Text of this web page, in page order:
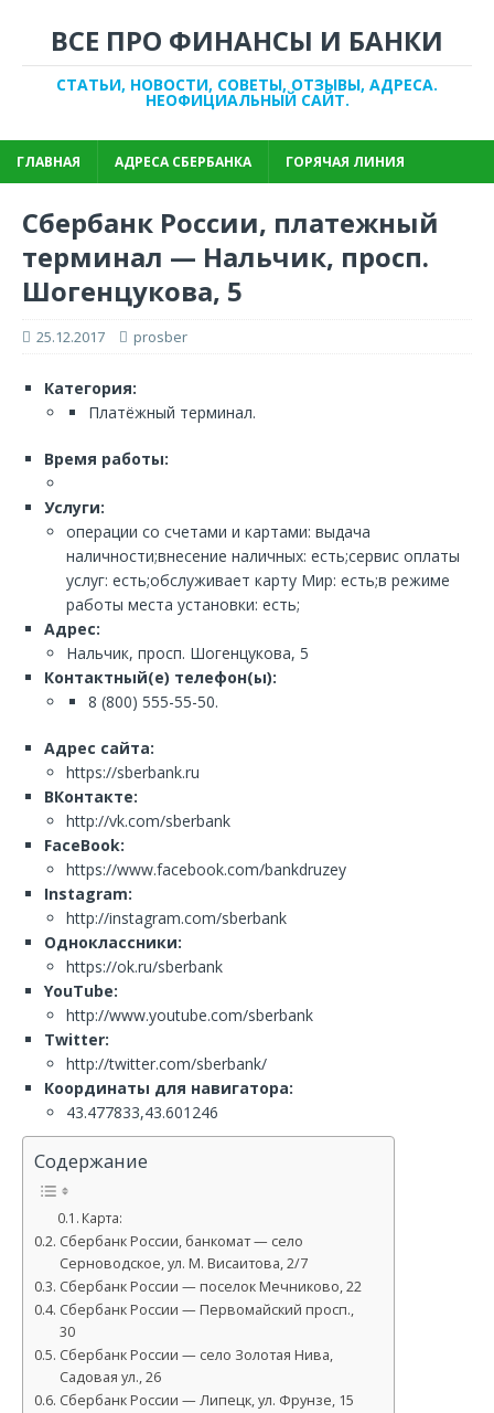
ВСЕ ПРО ФИНАНСЫ И БАНКИ
СТАТЬИ, НОВОСТИ, СОВЕТЫ, ОТЗЫВЫ, АДРЕСА.
НЕОФИЦИАЛЬНЫЙ САЙТ.
ГЛАВНАЯ АДРЕСА СБЕРБАНКА ГОРЯЧАЯ ЛИНИЯ
Сбербанк России, платежный
терминал — Нальчик, просп.
Шогенцукова, 5
25.12.2017 prosber
Категория:
Платёжный терминал.
Время работы:
Услуги:
операции со счетами и картами: выдача
наличности;внесение наличных: есть;сервис оплаты
услуг: есть;обслуживает карту Мир: есть;в режиме
работы места установки: есть;
Адрес:
Нальчик, просп. Шогенцукова, 5
Контактный(е) телефон(ы):
8 (800) 555-55-50.
Адрес сайта:
https://sberbank.ru
ВКонтакте:
http://vk.com/sberbank
FaceBook:
https://www.facebook.com/bankdruzey
Instagram:
http://instagram.com/sberbank
Одноклассники:
https://ok.ru/sberbank
YouTube:
http://www.youtube.com/sberbank
Twitter:
http://twitter.com/sberbank/
Координаты для навигатора:
43.477833,43.601246
Содержание
Карта:
Сбербанк России, банкомат — село
Серноводское, ул. М. Висаитова, 2/7
Сбербанк России — поселок Мечниково, 22
Сбербанк России — Первомайский просп.,
30
Сбербанк России — село Золотая Нива,
Садовая ул., 26
Сбербанк России — Липецк, ул. Фрунзе, 15